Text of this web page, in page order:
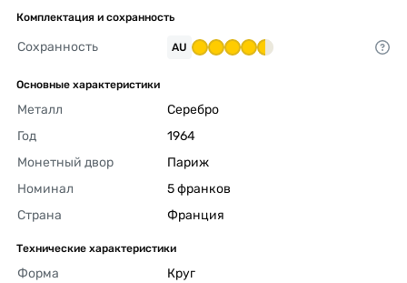
Комплектация и сохранность
Сохранность AU
Основные характеристики
Металл
Серебро
Год
1964
Монетный двор
Париж
Номинал
5 франков
Страна
Франция
Технические характеристики
Форма
Круг